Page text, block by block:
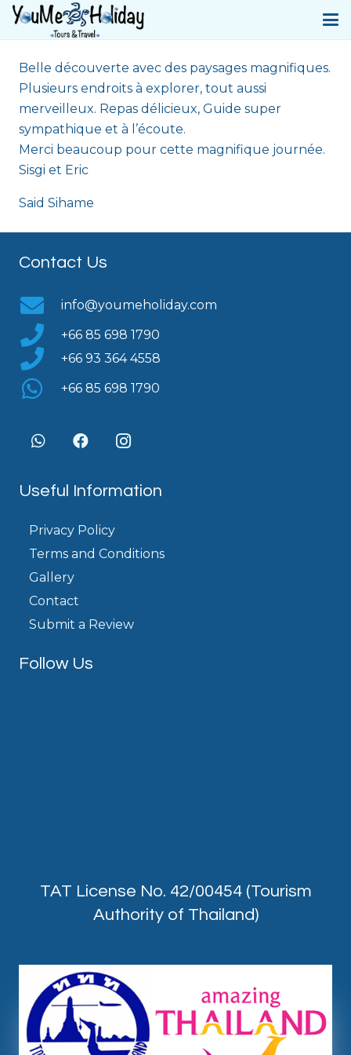
Belle découverte avec des paysages magnifiques.
Plusieurs endroits à explorer, tout aussi
merveilleux. Repas délicieux, Guide super
sympathique et à l’écoute.
Merci beaucoup pour cette magnifique journée.
Sisgi et Eric
Said Sihame
Contact Us
info@youmeholiday.com
+66 85 698 1790
+66 93 364 4558
+66 85 698 1790
Useful Information
Privacy Policy
Terms and Conditions
Gallery
Contact
Submit a Review
Follow Us
TAT License No. 42/00454 (Tourism
Authority of Thailand)